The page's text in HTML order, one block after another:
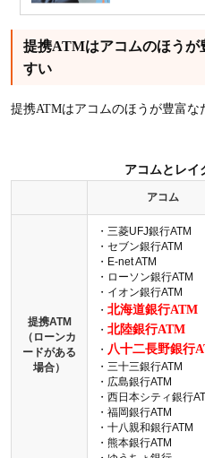
提携ATMはアコムのほうが
すい
提携ATMはアコムのほうが豊富な
アコムとレイ
アコム
提携ATM
（ローンカ
ードがある
場合）
・三菱UFJ銀行ATM
・セブン銀行ATM
・E-net ATM
・ローソン銀行ATM
・イオン銀行ATM
・ 北海道銀行ATM
・ 北陸銀行ATM
・ 八十二長野銀行
・三十三銀行ATM
・広島銀行ATM
・西日本シティ銀行
・福岡銀行ATM
・十八親和銀行ATM
・熊本銀行ATM